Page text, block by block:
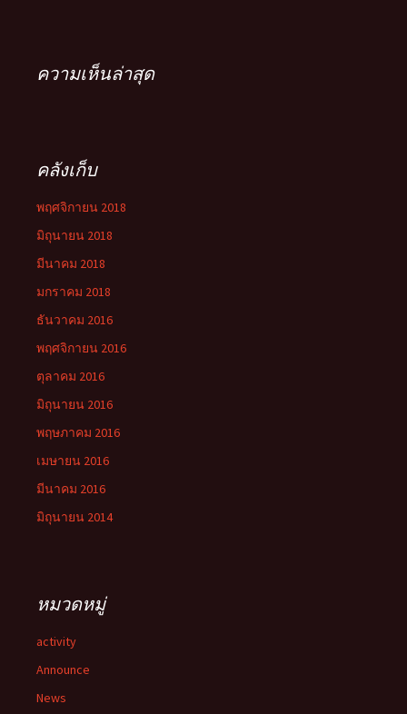
ความเห็นล่าสุด
คลังเก็บ
พฤศจิกายน 2018
มิถุนายน 2018
มีนาคม 2018
มกราคม 2018
ธันวาคม 2016
พฤศจิกายน 2016
ตุลาคม 2016
มิถุนายน 2016
พฤษภาคม 2016
เมษายน 2016
มีนาคม 2016
มิถุนายน 2014
หมวดหมู่
activity
Announce
News